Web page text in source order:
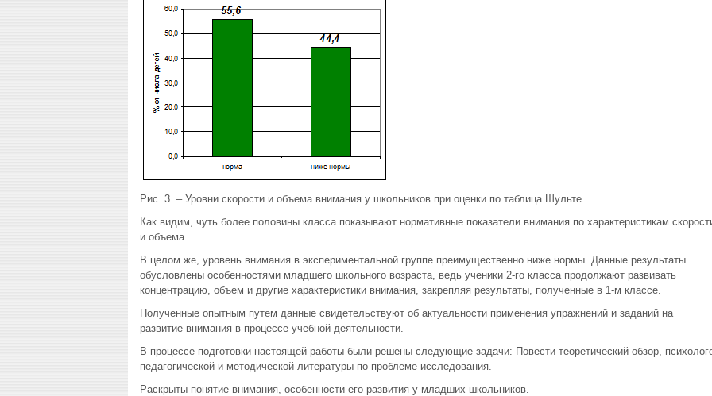
Рис. 3. – Уровни скорости и объема внимания у школьников при оценки по таблица Шульте.
Как видим, чуть более половины класса показывают нормативные показатели внимания по характеристикам
и объема.
В целом же, уровень внимания в экспериментальной группе преимущественно ниже нормы. Данные результаты
обусловлены особенностями младшего школьного возраста, ведь ученики 2-го класса продолжают развивать
концентрацию, объем и другие характеристики внимания, закрепляя результаты, полученные в 1-м классе.
Полученные опытным путем данные свидетельствуют об актуальности применения упражнений и заданий на
развитие внимания в процессе учебной деятельности.
В процессе подготовки настоящей работы были решены следующие задачи: Повести теоретический обзор,
педагогической и методической литературы по проблеме исследования.
Раскрыты понятие внимания, особенности его развития у младших школьников.